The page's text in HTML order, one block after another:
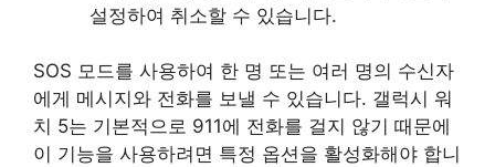
설정하여 취소할 수 있습니다.
SOS 모드를 사용하여 한 명 또는 여러 명의 수신자
에게 메시지와 전화를 보낼 수 있습니다. 갤럭시 워
치 5는 기본적으로 911에 전화를 걸지 않기 때문에
이 기능을 사용하려면 특정 옵션을 활성화해야 합니